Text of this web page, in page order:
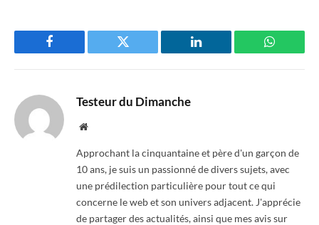
Facebook Twitter LinkedIn
Testeur du Dimanche
Website
Approchant la cinquantaine et père d'un garçon de
10 ans, je suis un passionné de divers sujets, avec
une prédilection particulière pour tout ce qui
concerne le web et son univers adjacent. J'apprécie
de partager des actualités, ainsi que mes avis sur